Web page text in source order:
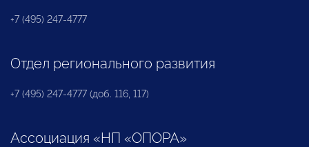
+7 (495) 247-4777
Отдел регионального развития
+7 (495) 247-4777 (доб. 116, 117)
Ассоциация «НП «ОПОРА»